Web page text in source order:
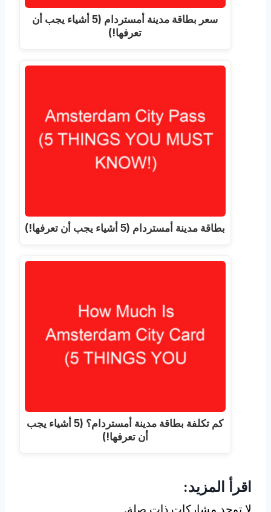
سعر بطاقة مدينة أمستردام (5 أشياء يجب أن
تعرفها!)
بطاقة مدينة أمستردام (5 أشياء يجب أن تعرفها!)
كم تكلفة بطاقة مدينة أمستردام؟ (5 أشياء يجب
أن تعرفها!)
اقرأ المزيد: